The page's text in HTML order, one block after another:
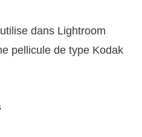
dans Lightroom
pellicule de type Kodak